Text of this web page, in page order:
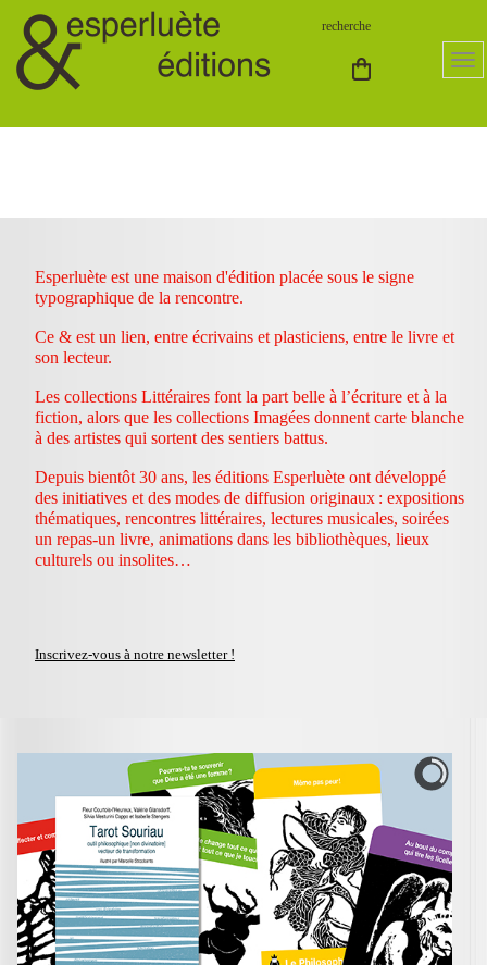
Esperluète est une maison d'édition placée sous le signe
typographique de la rencontre.
Ce & est un lien, entre écrivains et plasticiens, entre le livre et
son lecteur.
Les collections Littéraires font la part belle à l’écriture et à la
fiction, alors que les collections Imagées donnent carte blanche
à des artistes qui sortent des sentiers battus.
Depuis bientôt 30 ans, les éditions Esperluète ont développé
des initiatives et des modes de diffusion originaux : expositions
thématiques, rencontres littéraires, lectures musicales, soirées
un repas-un livre, animations dans les bibliothèques, lieux
culturels ou insolites…
Inscrivez-vous à notre newsletter !